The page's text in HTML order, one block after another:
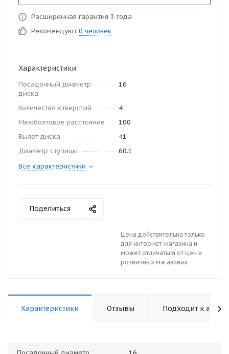
Расширенная гарантия 3 года
Рекомендуют 0 человек
Характеристики
Посадочный диаметр
диска
16
Количество отверстий
4
Межболтовое расстояние
100
Вылет диска
41
Диаметр ступицы
60.1
Все характеристики
Поделиться
Цена действительна только
для интернет-магазина и
может отличаться от цен в
розничных магазинах
Характеристики Отзывы Подходит к авто